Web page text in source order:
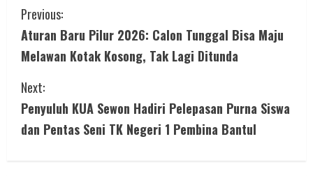
C
o
n
t
i
Previous:
Aturan Baru Pilur 2026: Calon Tunggal Bisa Maju
Melawan Kotak Kosong, Tak Lagi Ditunda
Next:
Penyuluh KUA Sewon Hadiri Pelepasan Purna Siswa
dan Pentas Seni TK Negeri 1 Pembina Bantul